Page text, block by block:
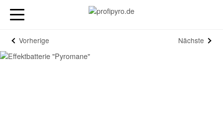
Vorherige Nächste